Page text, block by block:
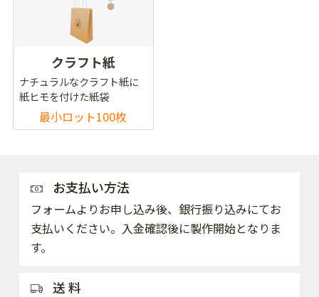
クラフト紙
ナチュラルなクラフト紙に
紙ヒモを付けた紙袋
最小ロット100枚
お支払い方法
フォームよりお申し込み後、銀行振り込みにてお
支払いください。入金確認後に製作開始となりま
す。
送 料